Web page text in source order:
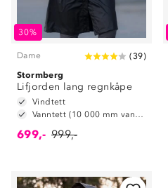
30%
Dame (39)
Stormberg
Lifjorden lang regnkåpe
Vindtett
Vanntett (10 000 mm vannsøyle)
699,- 999,-